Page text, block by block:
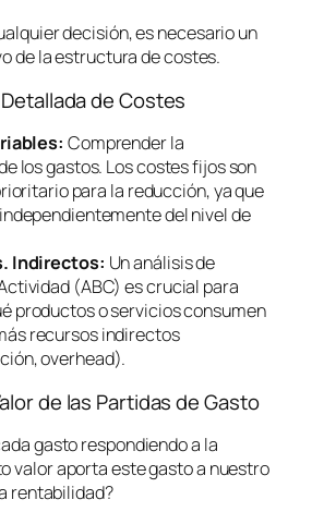
decisión, es necesario un
de la estructura de costes.
de Costes
Comprender la
los gastos. Los costes fijos son
para la reducción, ya que
del nivel de
Indirectos: Un análisis de
(ABC) es crucial para
productos o servicios consumen
recursos indirectos
overhead).
de las Partidas de Gasto
gasto respondiendo a la
valor aporta este gasto a nuestro
rentabilidad?